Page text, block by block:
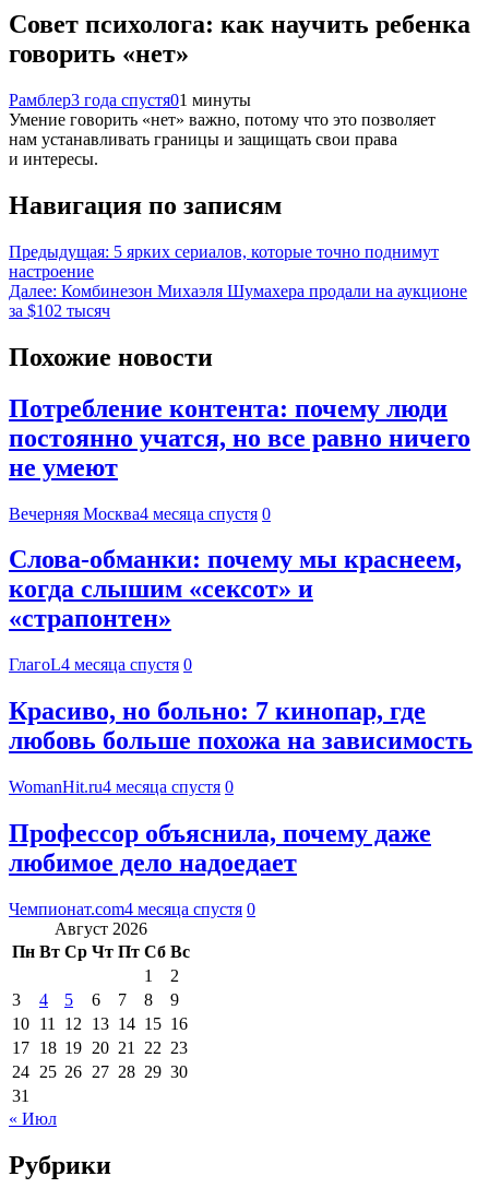
Совет психолога: как научить ребенка
говорить «нет»
Рамблер3 года спустя01 минуты
Умение говорить «нет» важно, потому что это позволяет
нам устанавливать границы и защищать свои права
и интересы.
Навигация по записям
Предыдущая: 5 ярких сериалов, которые точно поднимут
настроение
Далее: Комбинезон Михаэля Шумахера продали на аукционе
за $102 тысяч
Похожие новости
Потребление контента: почему люди
постоянно учатся, но все равно ничего
не умеют
Вечерняя Москва4 месяца спустя 0
Слова-обманки: почему мы краснеем,
когда слышим «сексот» и
«страпонтен»
ГлагоL4 месяца спустя 0
Красиво, но больно: 7 кинопар, где
любовь больше похожа на зависимость
WomanHit.ru4 месяца спустя 0
Профессор объяснила, почему даже
любимое дело надоедает
Чемпионат.com4 месяца спустя 0
Август 2026
Пн Вт Ср Чт Пт Сб Вс
1
2
3
4 5 6 7 8
9
10 11 12 13 14 15 16
17 18 19 20 21 22 23
24 25 26 27 28 29 30
31
« Июл
Рубрики